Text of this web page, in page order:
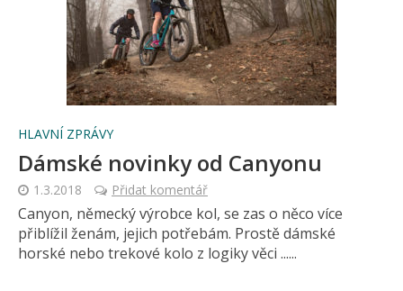
HLAVNÍ ZPRÁVY
Dámské novinky od Canyonu
1.3.2018 Přidat komentář
Canyon, německý výrobce kol, se zas o něco více
přiblížil ženám, jejich potřebám. Prostě dámské
horské nebo trekové kolo z logiky věci ......